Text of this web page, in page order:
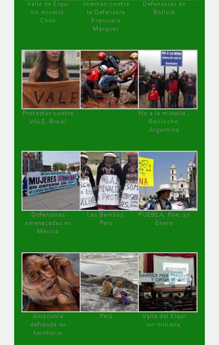
Valle de Elqui
sin minería.
Chile
Atentan contra
la Defensora
Francisca
Márquez
Defensoras de
Bolivia
Protestas contra
VALE, Brasil
No a la minería ,
Bariloche,
Argentina
Defensoras
amenazadas en
México
Las Bambas,
Perú
PUEBLA, Pue, 27
Enero
Amazonía
defiende su
territorio
Perú
Valle del Elqui
sin minería.